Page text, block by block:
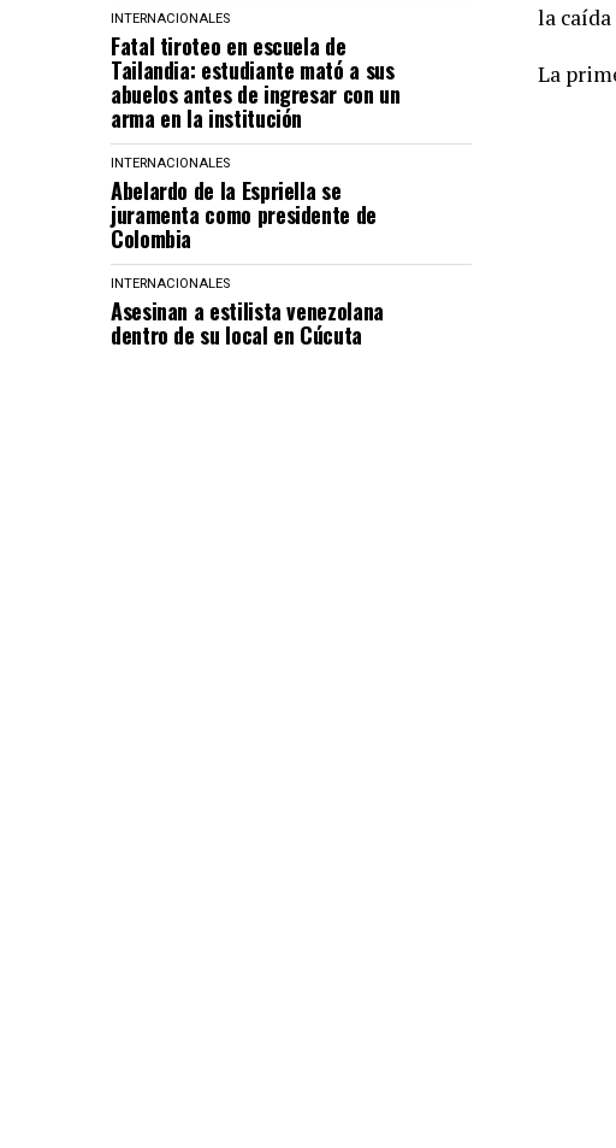
INTERNACIONALES
Fatal tiroteo en escuela de
Tailandia: estudiante mató a sus
abuelos antes de ingresar con un
arma en la institución
INTERNACIONALES
Abelardo de la Espriella se
juramenta como presidente de
Colombia
INTERNACIONALES
Asesinan a estilista venezolana
dentro de su local en Cúcuta
la
La